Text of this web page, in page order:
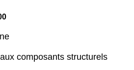
composants structurels